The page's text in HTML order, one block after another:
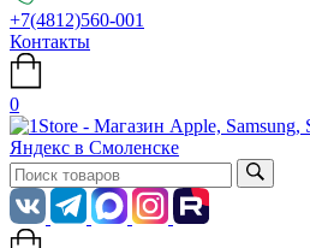
+7(4812)560-001
Контакты
0